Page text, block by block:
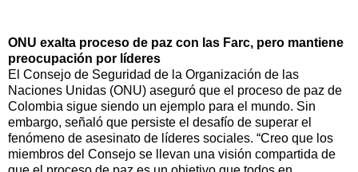
ONU exalta proceso de paz con las Farc, pero mantiene
preocupación por líderes
El Consejo de Seguridad de la Organización de las
Naciones Unidas (ONU) aseguró que el proceso de paz de
Colombia sigue siendo un ejemplo para el mundo. Sin
embargo, señaló que persiste el desafío de superar el
fenómeno de asesinato de líderes sociales. “Creo que los
miembros del Consejo se llevan una visión compartida de